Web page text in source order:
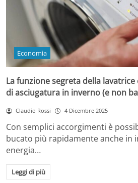
Economia
La funzione segreta della
di asciugatura in inverno (e non
Claudio Rossi 4 Dicembre 2025
Con semplici accorgimenti è
bucato più rapidamente anche in
energia…
Leggi di più